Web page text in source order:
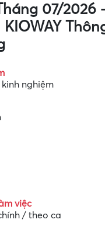
07/2026
nghiệm
việc
/ theo ca